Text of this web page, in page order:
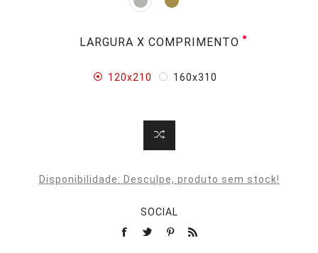
LARGURA X COMPRIMENTO
120x210 160x310
Disponibilidade: Desculpe, produto sem stock!
SOCIAL